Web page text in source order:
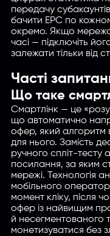
передачу
бачити EPC по
окремо. Якщо
часі — підключіть
залежати тільки від
Часті
Що таке
Смартлінк — це
що автоматично
офер, який
для нього. Замість
ручного спліт-тесту
посилання, за яким
мережі. Технологія
мобільного
момент кліку, після
офер із найвищим
й несегментованого
монетизуватися без